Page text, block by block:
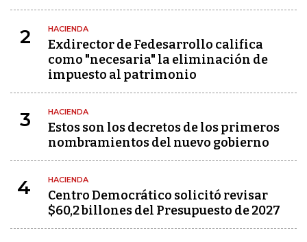
2 HACIENDA
Exdirector de Fedesarrollo califica
como "necesaria" la eliminación de
impuesto al patrimonio
3 HACIENDA
Estos son los decretos de los primeros
nombramientos del nuevo gobierno
4 HACIENDA
Centro Democrático solicitó revisar
$60,2 billones del Presupuesto de 2027